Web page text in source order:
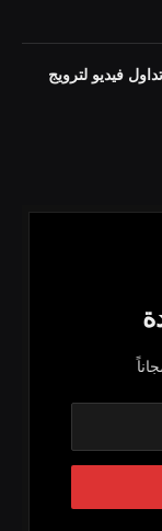
بعد تداول فيديو لترويج